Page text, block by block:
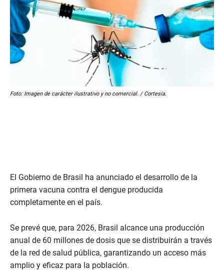
Foto: Imagen de carácter ilustrativo y no comercial. / Cortesía.
El Gobierno de Brasil ha anunciado el desarrollo de la
primera vacuna contra el dengue producida
completamente en el país.
Se prevé que, para 2026, Brasil alcance una producción
anual de 60 millones de dosis que se distribuirán a través
de la red de salud pública, garantizando un acceso más
amplio y eficaz para la población.